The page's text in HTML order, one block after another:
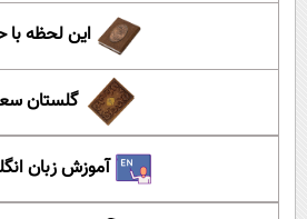
این لحظه با
گلستان
آموزش زبان